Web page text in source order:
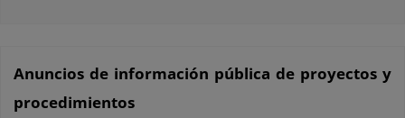
Anuncios de información pública de proyectos y
procedimientos